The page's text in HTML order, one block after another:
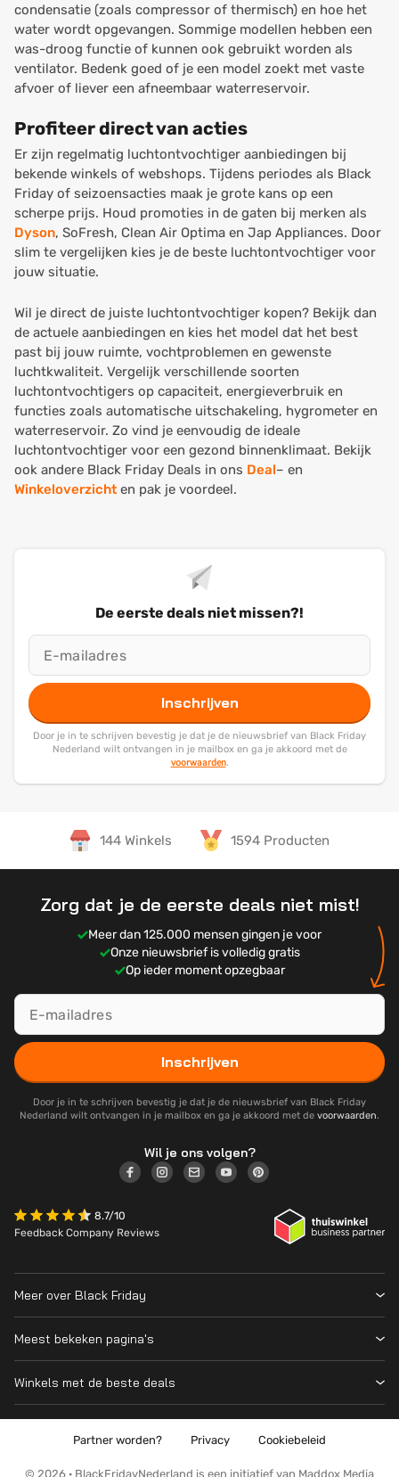
condensatie (zoals compressor of thermisch) en hoe het
water wordt opgevangen. Sommige modellen hebben een
was-droog functie of kunnen ook gebruikt worden als
ventilator. Bedenk goed of je een model zoekt met vaste
afvoer of liever een afneembaar waterreservoir.
Profiteer direct van acties
Er zijn regelmatig luchtontvochtiger aanbiedingen bij
bekende winkels of webshops. Tijdens periodes als Black
Friday of seizoensacties maak je grote kans op een
scherpe prijs. Houd promoties in de gaten bij merken als
Dyson, SoFresh, Clean Air Optima en Jap Appliances. Door
slim te vergelijken kies je de beste luchtontvochtiger voor
jouw situatie.
Wil je direct de juiste luchtontvochtiger kopen? Bekijk dan
de actuele aanbiedingen en kies het model dat het best
past bij jouw ruimte, vochtproblemen en gewenste
luchtkwaliteit. Vergelijk verschillende soorten
luchtontvochtigers op capaciteit, energieverbruik en
functies zoals automatische uitschakeling, hygrometer en
waterreservoir. Zo vind je eenvoudig de ideale
luchtontvochtiger voor een gezond binnenklimaat. Bekijk
ook andere Black Friday Deals in ons Deal– en
Winkeloverzicht en pak je voordeel.
De eerste deals niet missen?!
Inschrijven
Door je in te schrijven bevestig je dat je de nieuwsbrief van Black Friday
Nederland wilt ontvangen in je mailbox en ga je akkoord met de
voorwaarden.
144 Winkels 1594 Producten
Zorg dat je de eerste deals niet mist!
Meer dan 125.000 mensen gingen je voor
Onze nieuwsbrief is volledig gratis
Op ieder moment opzegbaar
Inschrijven
Door je in te schrijven bevestig je dat je de nieuwsbrief van Black Friday
Nederland wilt ontvangen in je mailbox en ga je akkoord met de voorwaarden.
Wil je ons volgen?
8.7/10
Feedback Company Reviews
Meer over Black Friday
Wanneer is Black Friday?
Cyber Monday 2026
Over ons
Meest bekeken pagina's
Prijsvergelijker
PS5
Winkels met de beste deals
© 2026 · BlackFridayNederland is een initiatief van Maddox Media
Partner worden? Privacy Cookiebeleid